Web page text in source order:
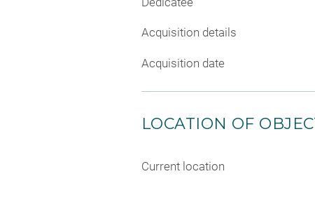
Acquisition details
Acquisition date
LOCATION OF
Current location